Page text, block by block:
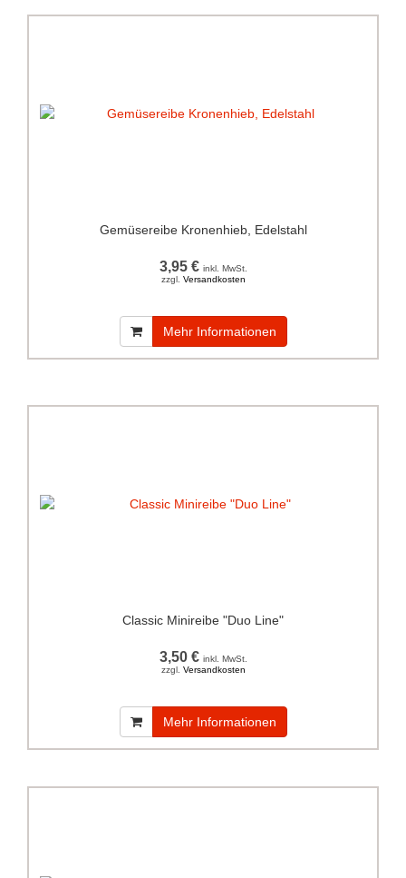
Gemüsereibe Kronenhieb, Edelstahl
3,95 € inkl. MwSt.
zzgl. Versandkosten
Mehr Informationen
Classic Minireibe "Duo Line"
3,50 € inkl. MwSt.
zzgl. Versandkosten
Mehr Informationen